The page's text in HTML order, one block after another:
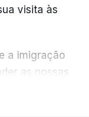
visita às
a imigração
as nossas